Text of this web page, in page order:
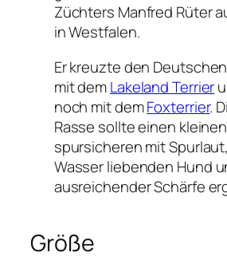
Züchters Manfred Rüter
in Westfalen.
Er kreuzte den
mit demLakeland Terrier
noch mit demFoxterrier.
Rasse sollte einen
spursicheren mit
Wasser liebenden Hund
ausreichender Schärfe
Größe